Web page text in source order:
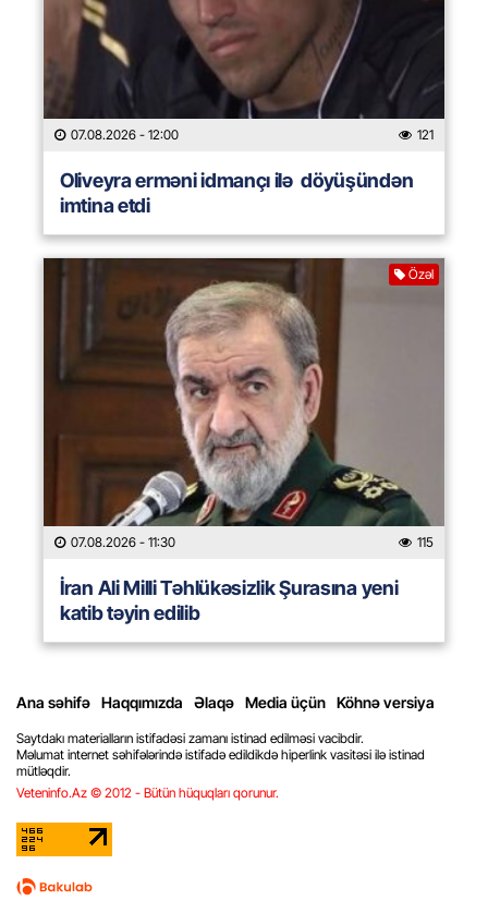
07.08.2026 - 12:00 121
Oliveyra erməni idmançı ilə döyüşündən
imtina etdi
Özəl
07.08.2026 - 11:30 115
İran Ali Milli Təhlükəsizlik Şurasına yeni
katib təyin edilib
Ana səhifə Haqqımızda Əlaqə Media üçün Köhnə versiya
Saytdakı materialların istifadəsi zamanı istinad edilməsi vacibdir.
Məlumat internet səhifələrində istifadə edildikdə hiperlink vasitəsi ilə istinad
mütləqdir.
Veteninfo.Az © 2012 - Bütün hüquqları qorunur.